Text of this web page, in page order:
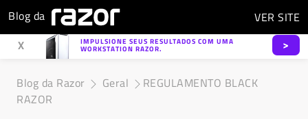
Blog da VER SITE
X
IMPULSIONE SEUS RESULTADOS COM UMA
WORKSTATION RAZOR. >
Blog da Razor Geral
REGULAMENTO BLACK
RAZOR